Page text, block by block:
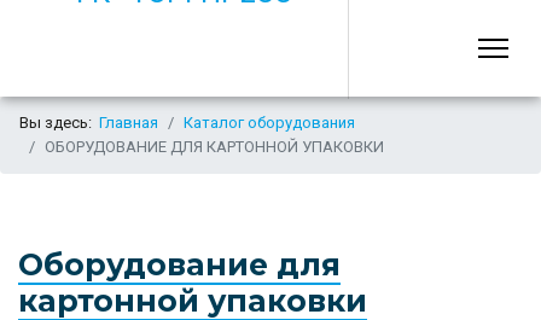
Вы здесь: Главная
Каталог оборудования
ОБОРУДОВАНИЕ ДЛЯ КАРТОННОЙ УПАКОВКИ
Оборудование для
картонной упаковки